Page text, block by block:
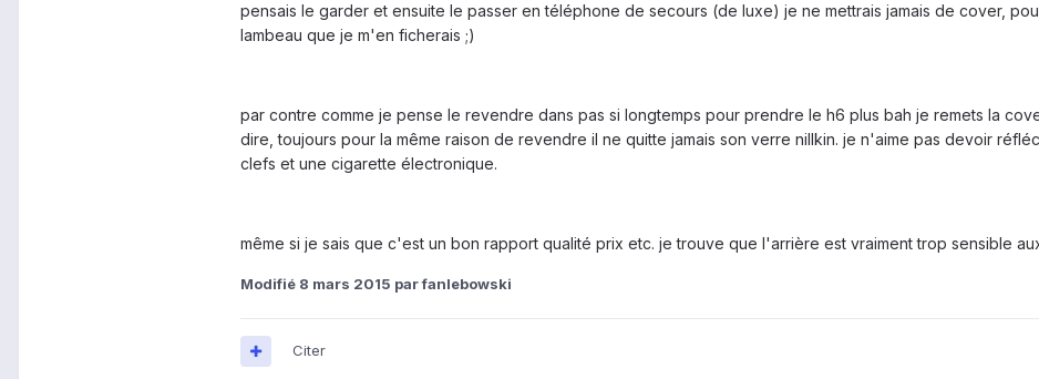
pensais le garder et ensuite le passer en téléphone de secours (de luxe) je ne mettrais jamais de cover,
lambeau que je m'en ficherais ;)
par contre comme je pense le revendre dans pas si longtemps pour prendre le h6 plus bah je remets la
dire, toujours pour la même raison de revendre il ne quitte jamais son verre nillkin. je n'aime pas devoir
clefs et une cigarette électronique.
même si je sais que c'est un bon rapport qualité prix etc. je trouve que l'arrière est vraiment trop sensible
Modifié 8 mars 2015 par fanlebowski
Citer